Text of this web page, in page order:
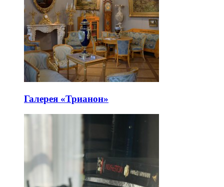
Галерея «Трианон»